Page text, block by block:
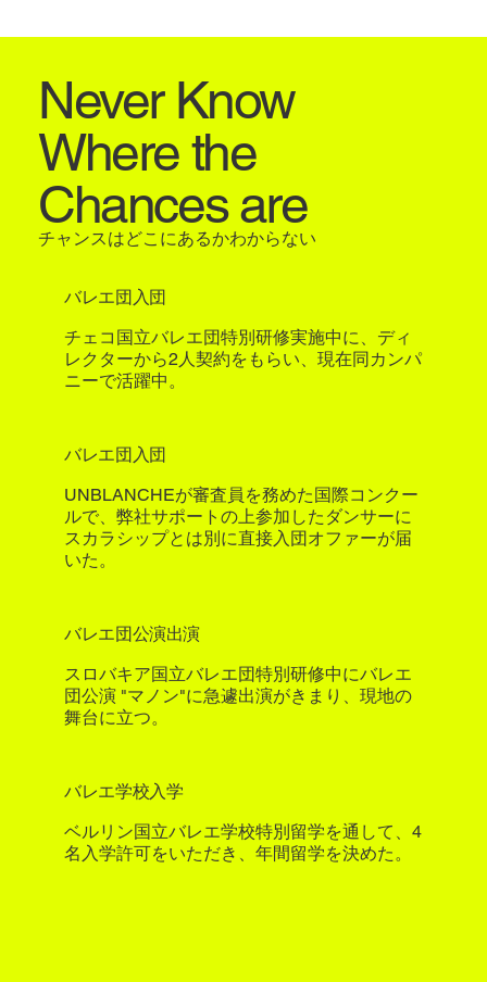
Never Know
Where the
Chances are
チャンスはどこにあるかわからない
バレエ団入団
チェコ国立バレエ団特別研修実施中に、ディ
レクターから2人契約をもらい、現在同カンパ
ニーで活躍中。
バレエ団入団
UNBLANCHEが審査員を務めた国際コンクー
ルで、弊社サポートの上参加したダンサーに
スカラシップとは別に直接入団オファーが届
いた。
バレエ団公演出演
​スロバキア国立バレエ団特別研修中にバレエ
団公演 "マノン"に急遽出演がきまり、現地の
舞台に立つ。
​バレエ学校入学
ベルリン国立バレエ学校特別留学を通して、4
名入学許可をいただき、年間留学を決めた​。